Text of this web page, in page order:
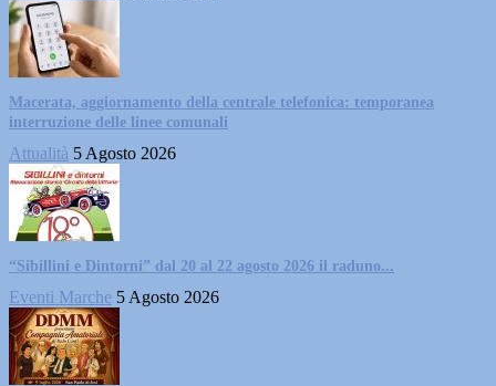
Macerata, aggiornamento della centrale telefonica: temporanea
interruzione delle linee comunali
Attualità 5 Agosto 2026
“Sibillini e Dintorni” dal 20 al 22 agosto 2026 il raduno...
Eventi Marche 5 Agosto 2026